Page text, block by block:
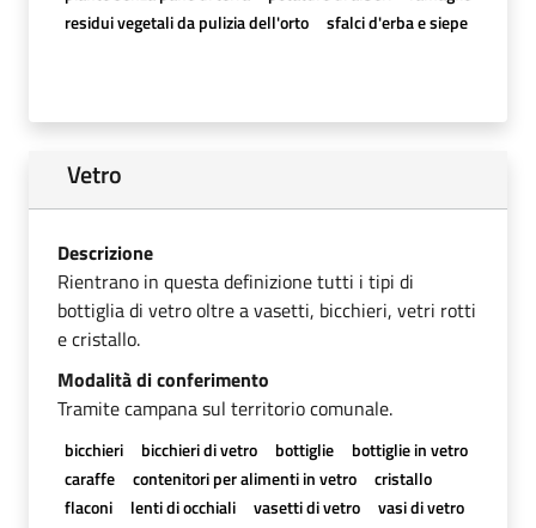
residui vegetali da pulizia dell'orto
sfalci d'erba e siepe
Vetro
Descrizione
Rientrano in questa definizione tutti i tipi di
bottiglia di vetro oltre a vasetti, bicchieri, vetri rotti
e cristallo.
Modalità di conferimento
Tramite campana sul territorio comunale.
bicchieri bicchieri di vetro bottiglie
bottiglie in vetro
caraffe
contenitori per alimenti in vetro
cristallo
flaconi
lenti di occhiali vasetti di vetro
vasi di vetro